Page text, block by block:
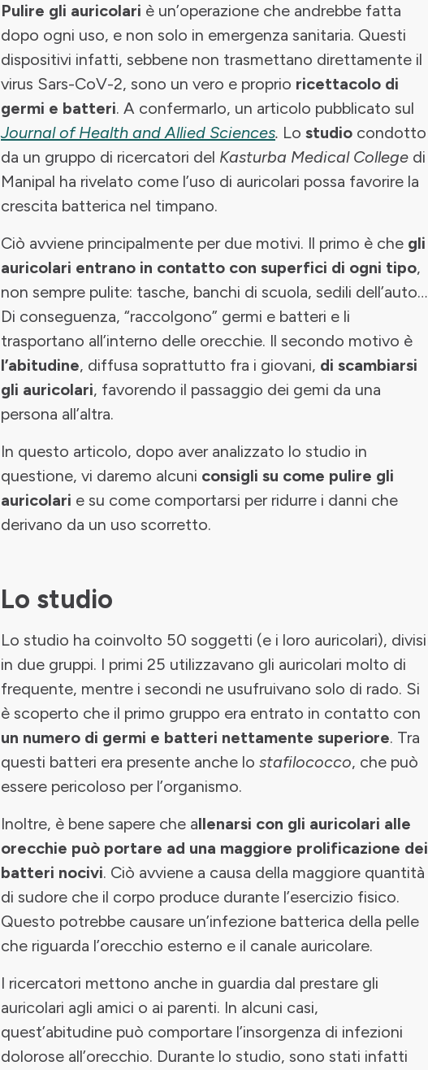
Pulire gli auricolari è un’operazione che andrebbe fatta
dopo ogni uso, e non solo in emergenza sanitaria. Questi
dispositivi infatti, sebbene non trasmettano direttamente il
virus Sars-CoV-2, sono un vero e proprio ricettacolo di
germi e batteri. A confermarlo, un articolo pubblicato sul
Journal of Health and Allied Sciences. Lo studio condotto
da un gruppo di ricercatori del Kasturba Medical College di
Manipal ha rivelato come l’uso di auricolari possa favorire la
crescita batterica nel timpano.
Ciò avviene principalmente per due motivi. Il primo è che gli
auricolari entrano in contatto con superfici di ogni tipo,
non sempre pulite: tasche, banchi di scuola, sedili dell’auto…
Di conseguenza, “raccolgono” germi e batteri e li
trasportano all’interno delle orecchie. Il secondo motivo è
l’abitudine, diffusa soprattutto fra i giovani, di scambiarsi
gli auricolari, favorendo il passaggio dei gemi da una
persona all’altra.
In questo articolo, dopo aver analizzato lo studio in
questione, vi daremo alcuni consigli su come pulire gli
auricolari e su come comportarsi per ridurre i danni che
derivano da un uso scorretto.
Lo studio
Lo studio ha coinvolto 50 soggetti (e i loro auricolari), divisi
in due gruppi. I primi 25 utilizzavano gli auricolari molto di
frequente, mentre i secondi ne usufruivano solo di rado. Si
è scoperto che il primo gruppo era entrato in contatto con
un numero di germi e batteri nettamente superiore. Tra
questi batteri era presente anche lo stafilococco, che può
essere pericoloso per l’organismo.
Inoltre, è bene sapere che allenarsi con gli auricolari alle
orecchie può portare ad una maggiore prolificazione dei
batteri nocivi. Ciò avviene a causa della maggiore quantità
di sudore che il corpo produce durante l’esercizio fisico.
Questo potrebbe causare un’infezione batterica della pelle
che riguarda l’orecchio esterno e il canale auricolare.
I ricercatori mettono anche in guardia dal prestare gli
auricolari agli amici o ai parenti. In alcuni casi,
quest’abitudine può comportare l’insorgenza di infezioni
dolorose all’orecchio. Durante lo studio, sono stati infatti